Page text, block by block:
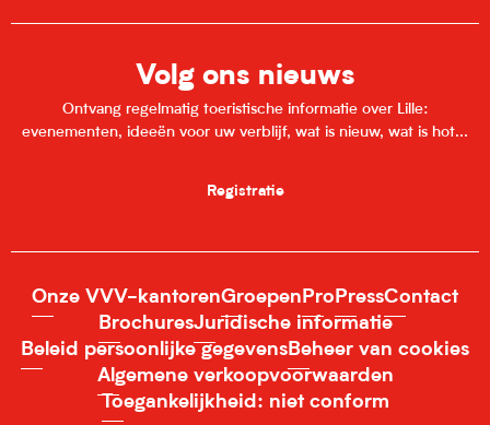
Volg ons nieuws
Ontvang regelmatig toeristische informatie over Lille:
evenementen, ideeën voor uw verblijf, wat is nieuw, wat is hot...
Registratie
Onze VVV-kantorenGroepen Pro PressContact
BrochuresJuridische informatie
Beleid persoonlijke gegevensBeheer van cookies
Algemene verkoopvoorwaarden
Toegankelijkheid: niet conform